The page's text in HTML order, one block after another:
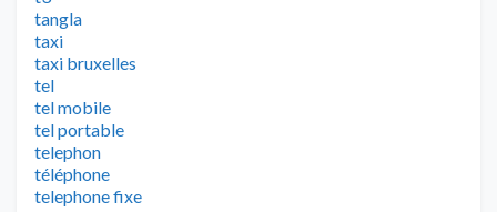
tangla
taxi
taxi bruxelles
tel
tel mobile
tel portable
telephon
téléphone
telephone fixe